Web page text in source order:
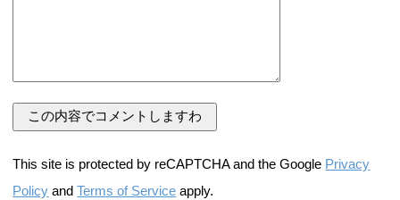
This site is protected by reCAPTCHA and the Google Privacy
Policy andTerms of Service apply.